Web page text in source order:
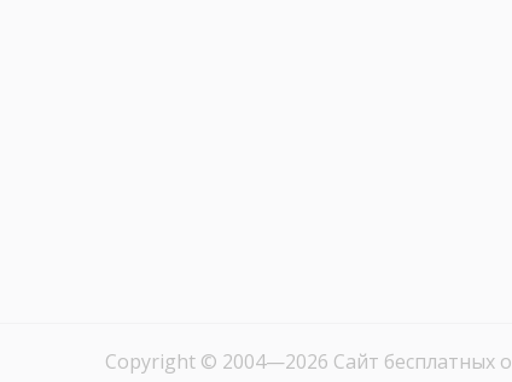
Copyright © 2004—2026 Сайт бесплатных